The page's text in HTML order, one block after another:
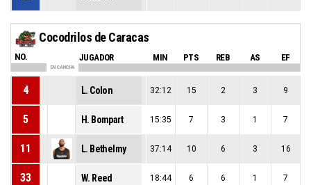
Cocodrilos de Caracas
NO. JUGADOR MIN PTS REB AS EF
EN CANCHA
4 L. Colon 32:12 15 2 3 9
5 H. Bompart 15:35 7 3 1 7
11 L. Bethelmy 37:14 10 6 3 16
33 W. Reed 18:44 6 6 1 7